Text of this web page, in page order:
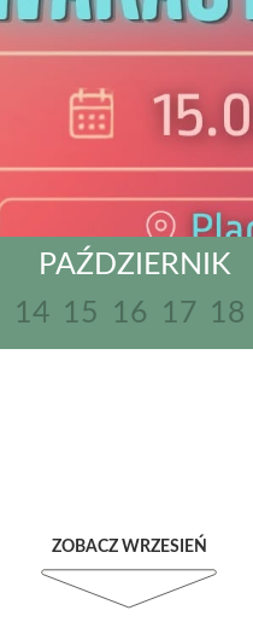
PAŹDZIERNIK
14 15 16 17 18
ZOBACZ WRZESIEŃ